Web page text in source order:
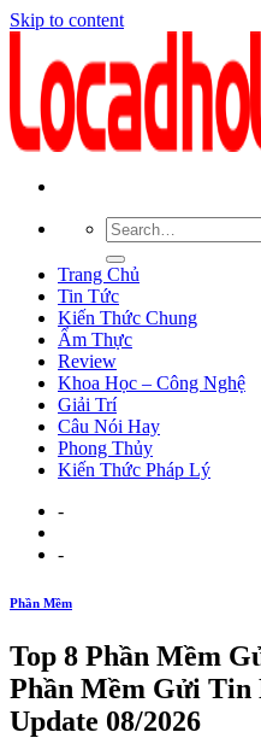
Skip to content
Trang Chủ
Tin Tức
Kiến Thức Chung
Ẩm Thực
Review
Khoa Học – Công Nghệ
Giải Trí
Câu Nói Hay
Phong Thủy
Kiến Thức Pháp Lý
-
-
Phần Mềm
Top 8 Phần Mềm
Phần Mềm Gửi Tin
Update 08/2026